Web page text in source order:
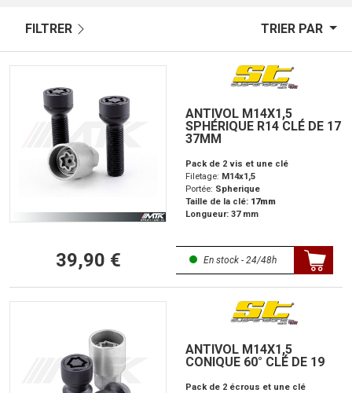
FILTRER TRIER PAR
ANTIVOL M14X1,5
SPHÉRIQUE R14 CLÉ DE 17
37MM
Pack de 2 vis et une clé
Filetage: M14x1,5
Portée: Spherique
Taille de la clé: 17mm
Longueur: 37 mm
39,90 € En stock - 24/48h
ANTIVOL M14X1,5
CONIQUE 60° CLÉ DE 19
Pack de 2 écrous et une clé